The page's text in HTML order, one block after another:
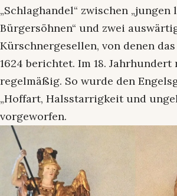
„Schlaghandel“ zwischen „jungen
Bürgersöhnen“ und zwei
Kürschnergesellen, von denen
1624 berichtet. Im 18.
regelmäßig. So wurde den
„Hoffart, Halsstarrigkeit und
vorgeworfen.